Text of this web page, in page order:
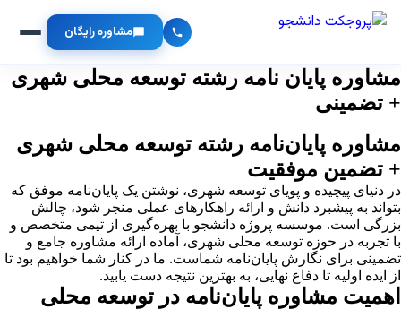
مشاوره رایگان
مشاوره پایان نامه رشته توسعه محلی شهری
+ تضمینی
مشاوره پایان‌نامه رشته توسعه محلی شهری
+ تضمین موفقیت
در دنیای پیچیده و پویای توسعه شهری، نوشتن یک پایان‌نامه موفق که
بتواند به پیشبرد دانش و ارائه راهکارهای عملی منجر شود، چالش
بزرگی است. موسسه پروژه دانشجو با بهره‌گیری از تیمی متخصص و
با تجربه در حوزه توسعه محلی شهری، آماده ارائه مشاوره جامع و
تضمینی برای نگارش پایان‌نامه شماست. ما در کنار شما خواهیم بود تا
از ایده اولیه تا دفاع نهایی، به بهترین نتیجه دست یابید.
اهمیت مشاوره پایان‌نامه در توسعه محلی